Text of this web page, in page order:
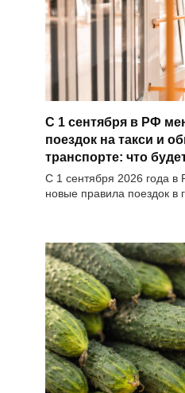
С 1 сентября в РФ
поездок на такси и
транспорте: что
С 1 сентября 2026 года в
новые правила поездок в